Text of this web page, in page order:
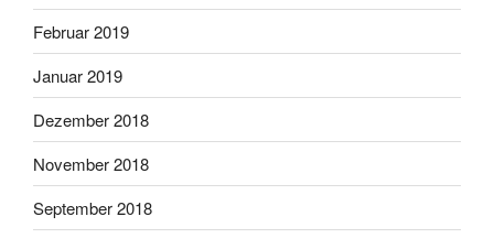
Februar 2019
Januar 2019
Dezember 2018
November 2018
September 2018